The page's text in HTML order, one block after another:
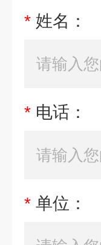
* 姓名：
* 电话：
* 单位：